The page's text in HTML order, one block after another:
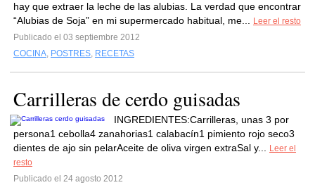
hay que extraer la leche de las alubias. La verdad que encontrar
“Alubias de Soja” en mi supermercado habitual, me...
Leer el resto
Publicado el 03 septiembre 2012
COCINA, POSTRES, RECETAS
Carrilleras de cerdo guisadas
INGREDIENTES:Carrilleras, unas 3 por
persona1 cebolla4 zanahorias1 calabacín1 pimiento rojo seco3
dientes de ajo sin pelarAceite de oliva virgen extraSal y...
Leer el
resto
Publicado el 24 agosto 2012